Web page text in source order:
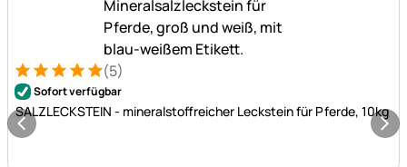
Bewertung: 5 von 5 (5 Bewertungen)
5 Bewertungen
(5)
Sofort verfügbar
SALZLECKSTEIN - mineralstoffreicher Leckstein für Pferde, 10kg